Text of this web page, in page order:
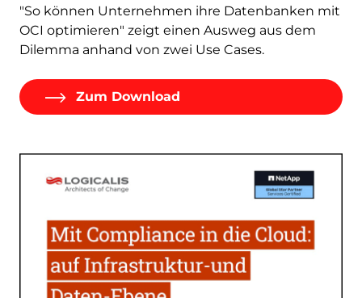
"So können Unternehmen ihre Datenbanken mit
OCI optimieren" zeigt einen Ausweg aus dem
Dilemma anhand von zwei Use Cases.
Zum Download